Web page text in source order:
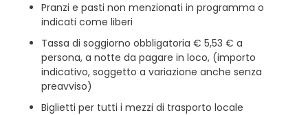
Pranzi e pasti non menzionati in programma o
indicati come liberi
Tassa di soggiorno obbligatoria € 5,53 € a
persona, a notte da pagare in loco, (importo
indicativo, soggetto a variazione anche senza
preavviso)
Biglietti per tutti i mezzi di trasporto locale